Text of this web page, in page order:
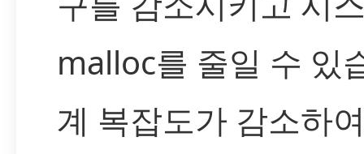
malloc를 줄일 수 있
계 복잡도가 감소하